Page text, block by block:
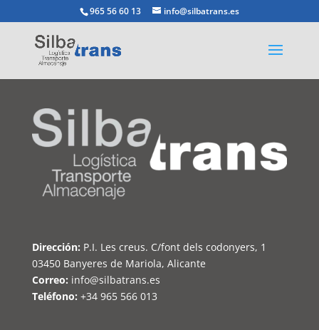
965 56 60 13 info@silbatrans.es
Dirección: P.I. Les creus. C/font dels codonyers, 1
03450 Banyeres de Mariola, Alicante
Correo: info@silbatrans.es
Teléfono: +34 965 566 013